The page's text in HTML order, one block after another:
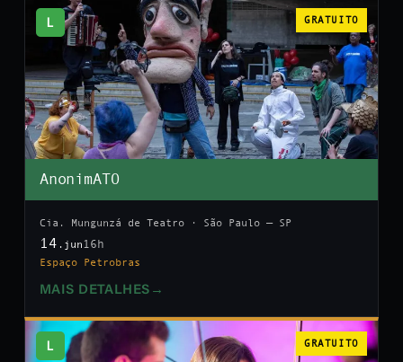
L GRATUITO
AnonimATO
Cia. Mungunzá de Teatro · São Paulo — SP
14 .jun 16h
Espaço Petrobras
MAIS DETALHES →
L GRATUITO